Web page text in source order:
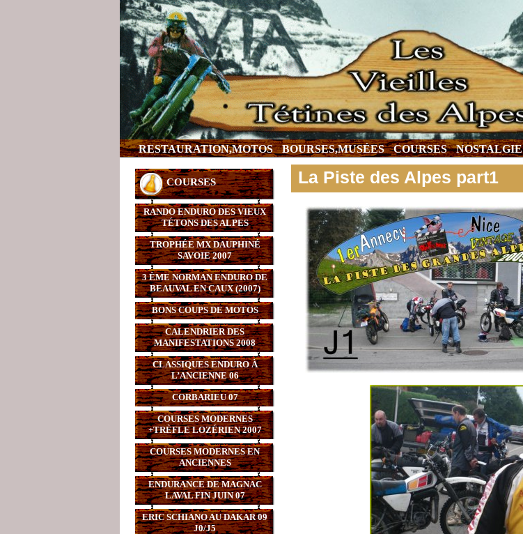
RESTAURATION,MOTOS BOURSES,MUSÉES COURSES NOSTALGIE
COURSES
RANDO ENDURO DES VIEUX
TÉTONS DES ALPES
TROPHÉE MX DAUPHINÉ
SAVOIE 2007
3 ÈME NORMAN ENDURO DE
BEAUVAL EN CAUX (2007)
BONS COUPS DE MOTOS
CALENDRIER DES
MANIFESTATIONS 2008
CLASSIQUES ENDURO À
L’ANCIENNE 06
CORBARIEU 07
COURSES MODERNES
+TRÈFLE LOZÉRIEN 2007
COURSES MODERNES EN
ANCIENNES
ENDURANCE DE MAGNAC
LAVAL FIN JUIN 07
ERIC SCHIANO AU DAKAR 09
J0/J5
La Piste des Alpes part1